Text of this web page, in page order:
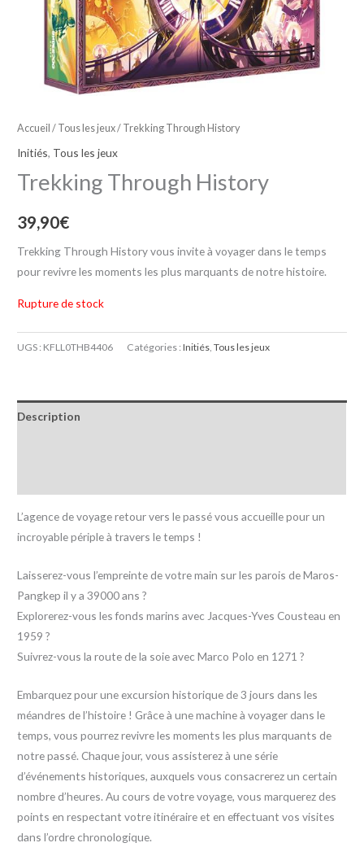
Accueil / Tous les jeux/ Trekking Through History
Initiés, Tous les jeux
Trekking Through History
39,90€
Trekking Through History vous invite à voyager dans le temps
pour revivre les moments les plus marquants de notre histoire.
Rupture de stock
UGS : KFLL0THB4406 Catégories :Initiés ,Tous les jeux
Description
L’agence de voyage retour vers le passé vous accueille pour un
incroyable périple à travers le temps !
Laisserez-vous l’empreinte de votre main sur les parois de Maros-
Pangkep il y a 39000 ans ?
Explorerez-vous les fonds marins avec Jacques-Yves Cousteau en
1959 ?
Suivrez-vous la route de la soie avec Marco Polo en 1271 ?
Embarquez pour une excursion historique de 3 jours dans les
méandres de l’histoire ! Grâce à une machine à voyager dans le
temps, vous pourrez revivre les moments les plus marquants de
notre passé. Chaque jour, vous assisterez à une série
d’événements historiques, auxquels vous consacrerez un certain
nombre d’heures. Au cours de votre voyage, vous marquerez des
points en respectant votre itinéraire et en effectuant vos visites
dans l’ordre chronologique.